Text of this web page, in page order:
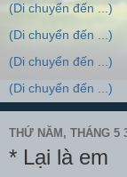
THỨ NĂM, THÁNG 5
* Lại là em